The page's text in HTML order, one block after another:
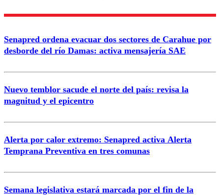
Enviar comentario
Senapred ordena evacuar dos sectores de Carahue por
desborde del río Damas: activa mensajería SAE
Nuevo temblor sacude el norte del país: revisa la
magnitud y el epicentro
Alerta por calor extremo: Senapred activa Alerta
Temprana Preventiva en tres comunas
Semana legislativa estará marcada por el fin de la